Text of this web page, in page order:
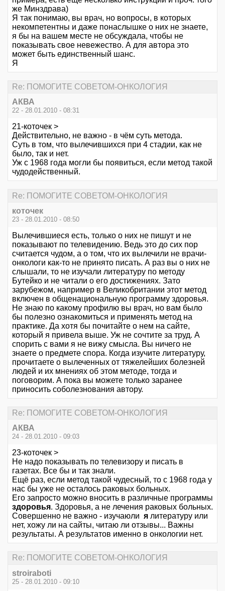
же Минздрава)
Я так понимаю, вы врач, но вопросы, в которых
некомпетентны и даже понаслышке о них не знаете,
я бы на вашем месте не обсуждала, чтобы не
показывать свое невежество. А для автора это
может быть единственный шанс.
Я
Re: ПОМОГИТЕ СОВЕТОМ-ОНКОЛОГИЯ
АКВА
22 - 28.01.2010 - 08:31
21-коточек >
Действительно, не важно - в чём суть метода.
Суть в том, что вылечившихся при 4 стадии, как не
было, так и нет.
Уж с 1968 года могли бы появиться, если метод такой
чудодейственный.
Re: ПОМОГИТЕ СОВЕТОМ-ОНКОЛОГИЯ
коточек
23 - 28.01.2010 - 08:50
Вылечившиеся есть, только о них не пишут и не
показывают по телевидению. Ведь это до сих пор
считается чудом, а о том, что их вылечили не врачи-
онкологи как-то не принято писать. А раз вы о них не
слышали, то не изучали литературу по методу
Бутейко и не читали о его достижениях. Зато
зарубежом, например в Великобритании этот метод
включен в общенациональную программу здоровья.
Не знаю по какому профилю вы врач, но вам было
бы полезно ознакомиться и применять метод на
практике. Да хотя бы почитайте о нем на сайте,
который я привела выше. Уж не сочтите за труд. А
спорить с вами я не вижу смысла. Вы ничего не
знаете о предмете спора. Когда изучите литературу,
прочитаете о вылеченных от тяжелейших болезней
людей и их мнениях об этом методе, тогда и
поговорим. А пока вы можете только заранее
приносить соболезнования автору.
Re: ПОМОГИТЕ СОВЕТОМ-ОНКОЛОГИЯ
АКВА
24 - 28.01.2010 - 09:03
23-коточек >
Не надо показывать по телевизору и писать в
газетах. Все бы и так знали.
Ещё раз, если метод такой чудесный, то с 1968 года у
нас бы уже не осталось раковых больных.
Его запросто можно вносить в различные программы
здоровья. Здоровья, а не лечения раковых больных.
Совершенно не важно - изучаюли я литературу или
нет, хожу ли на сайты, читаю ли отзывы... Важны
результаты. А результатов именно в онкологии нет.
Re: ПОМОГИТЕ СОВЕТОМ-ОНКОЛОГИЯ
stroiraboti
25 - 28.01.2010 - 09:10